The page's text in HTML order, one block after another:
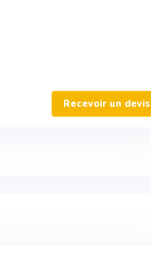
Recevoir un devis